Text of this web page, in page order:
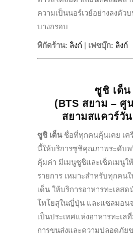
ความเป็นนอร์เวย์อย่างลงตัว
บางกรอบ
พิกัดร้าน: ลิงก์ | เฟซบุ๊ก: ลิงก์
ซูชิ เด็น
(BTS สยาม – ศู
สยามสแควร์วั
ซูชิ เด็นชื่อที่ทุกคนคุ้นเคย เค
นี้ให้บริการซูชิคุณภาพระดับพ
คุ้มค่า มีเมนูซูชิและเซ็ตเมนูใ
รายการ เหมาะสำหรับทุกคน
เด็น ให้บริการอาหารทะเลสด
โทโยสุในญี่ปุ่น และแซลมอนจ
เป็นประเทศแห่งอาหารทะเล
การขนส่งและความปลอดภัย